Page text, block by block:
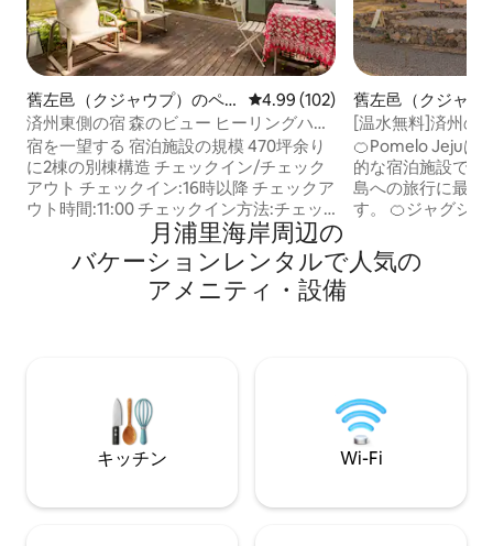
舊左邑（クジャウプ）のペ
ンション
レビュー102件、5つ星中4.99つ
4.99 (102)
済州東側の宿 森のビュー ヒーリングハウ
ス #月井里、世和海岸 #牛島旅行 #城山日
出峰
宿を一望する 宿泊施設の規模 470坪余り
に2棟の別棟構造 チェックイン/チェック
アウト チェックイン:16時以降 チェックア
ウト時間:11:00 チェックイン方法:チェッ
クイン当日に案内メールを送信します。
ペット ペット同伴不可 清掃及び安全措置
掃除の際、消毒剤を使用します。 シート
とタオルは毎回洗濯します。 客室は清掃
子タバコ含む) テラス絶対禁煙エリアで
す。 その他サービス ドリップコーヒー ジ
ム保管サービス 管理棟でチェックイン前
にチェックイン後、荷物の保管を できま
ンターテイメント LGスタンバイミー:ヒ
舊左邑（クジャウ
ション
[温水無料]済州の
フォーメロ済州（
622
🍊Pomelo Jejuは
的な宿泊施設です。 🍊済州島の東・
島への旅行に最適
す。 🍊ジャグジーは無料です（季節を問
ら徒歩1分の場所に
歩圏内に多数のコ
IN JEJU ヨーロッ
エキゾチックな感
泊施設 -ポータブルテレビ（LGスタンバ
イミー） - ビーム
（マーシャルス
月浦里海岸⁠周⁠辺⁠の
バ⁠ケ⁠ー⁠シ⁠ョ⁠ン⁠レ⁠ン⁠タ⁠ル⁠で人⁠気⁠の
ア⁠メ⁠ニ⁠テ⁠ィ⁠・⁠設⁠備
キッチン Wi-Fi